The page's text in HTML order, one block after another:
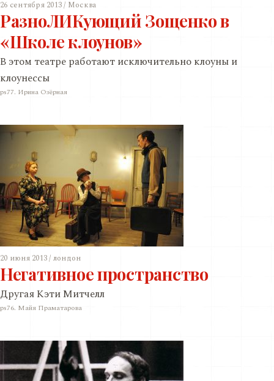
26 сентября 2013 / Москва
РазноЛИКующий Зощенко в
«Школе клоунов»
В этом театре работают исключительно клоуны и
клоунессы
ps77. Ирина Озёрная
20 июня 2013 / лондон
Негативное пространство
Другая Кэти Митчелл
ps76. Майя Праматарова